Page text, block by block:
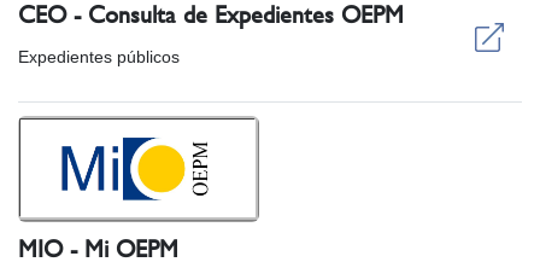
CEO - Consulta de Expedientes OEPM
Expedientes públicos
MIO - Mi OEPM